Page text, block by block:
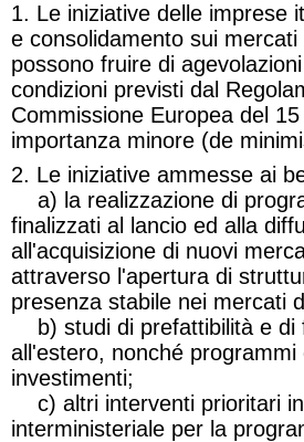
1. Le iniziative delle imprese
e consolidamento sui
possono fruire di
condizioni previsti dal
Commissione Europea del
importanza minore (de
2. Le iniziative ammesse ai
a) la realizzazione di
finalizzati al lancio ed alla
all'acquisizione di nuovi
attraverso l'apertura di
presenza stabile nei mercati
b) studi di prefattibilità e di
all'estero, nonché
investimenti;
c) altri interventi prioritari
interministeriale per la